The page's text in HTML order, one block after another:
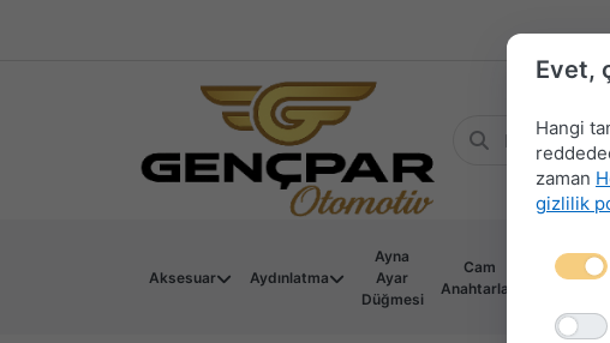
Aksesuar Aydınlatma
Ayna
Ayar
Düğmesi
Cam
Anahtarları
Devre
Evet,
Hangi
zaman
gizlilik